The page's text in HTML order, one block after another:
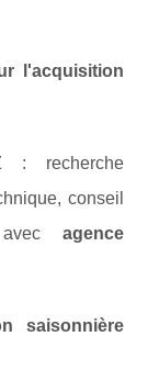
l'acquisition
: recherche
conseil
avec agence
saisonnière